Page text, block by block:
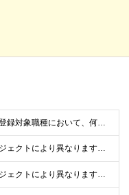
◆ポジションマッチ登録対象職種において、何かしらの知識・経験を有する方
配属組織や担当プロジェクトにより異なります。 想定年収：450万円～1100万円 ※ご経験やスキルに応じて決定します。 ※上記想定年収はあくまでも目安の金額であり、 選考を通じて上下する可能性があ
配属組織や担当プロジェクトにより異なります。 ◆新潟本社 新潟県新潟市江南区亀田工業団地3丁目1番1号 ◆東京オフィス 東京都中央区入船3丁目3番8号 ヒューリック築地イーストビル 東京オフィス